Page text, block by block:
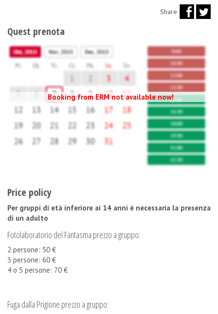
Share
Quest prenota
Booking from ERM not available now!
Price policy
Per gruppi di età inferiore ai 14 anni è necessaria la presenza
di un adulto
Fotolaboratorio del Fantasma prezzo a gruppo:
2 persone: 50 €
3 persone: 60 €
4 o 5 persone: 70 €
Fuga dalla Prigione prezzo a gruppo: